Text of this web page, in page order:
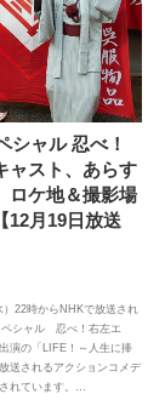
シャル 忍べ！
ャスト、あらす
ロケ地＆撮影場
12月19日放送
22時からNHKで放送され
ペシャル 忍べ！右左エ
演の「LIFE！～人生に捧
送されるアクションコメデ
れています。…